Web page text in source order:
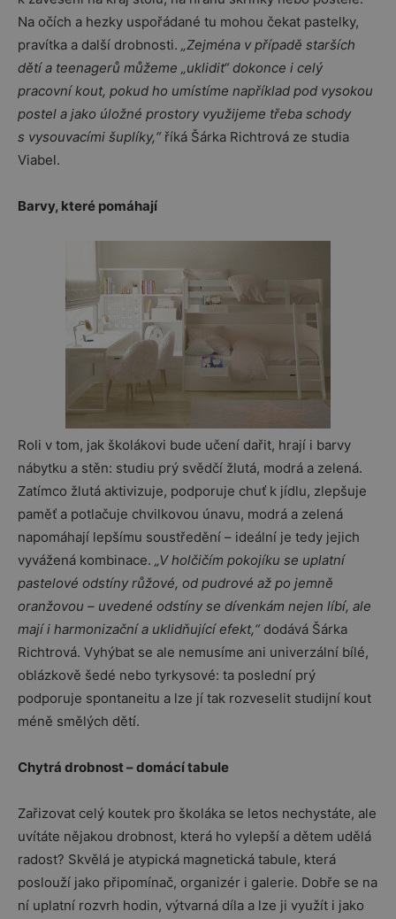
Na očích a hezky uspořádané tu mohou čekat pastelky,
pravítka a další drobnosti. „Zejména v případě starších
dětí a teenagerů můžeme „uklidit“ dokonce i celý
pracovní kout, pokud ho umístíme například pod vysokou
postel a jako úložné prostory využijeme třeba schody
s vysouvacími šuplíky,“říká Šárka Richtrová ze studia
Viabel.
Barvy, které pomáhají
Roli v tom, jak školákovi bude učení dařit, hrají i barvy
nábytku a stěn: studiu prý svědčí žlutá, modrá a zelená.
Zatímco žlutá aktivizuje, podporuje chuť k jídlu, zlepšuje
paměť a potlačuje chvilkovou únavu, modrá a zelená
napomáhají lepšímu soustředění – ideální je tedy jejich
vyvážená kombinace. „V holčičím pokojíku se uplatní
pastelové odstíny růžové, od pudrové až po jemně
oranžovou – uvedené odstíny se dívenkám nejen líbí, ale
mají i harmonizační a uklidňující efekt,“dodává Šárka
Richtrová. Vyhýbat se ale nemusíme ani univerzální bílé,
oblázkově šedé nebo tyrkysové: ta poslední prý
podporuje spontaneitu a lze jí tak rozveselit studijní kout
méně smělých dětí.
Chytrá drobnost – domácí tabule
Zařizovat celý koutek pro školáka se letos nechystáte, ale
uvítáte nějakou drobnost, která ho vylepší a dětem udělá
radost? Skvělá je atypická magnetická tabule, která
poslouží jako připomínač, organizér i galerie. Dobře se na
ní uplatní rozvrh hodin, výtvarná díla a lze ji využít i jako